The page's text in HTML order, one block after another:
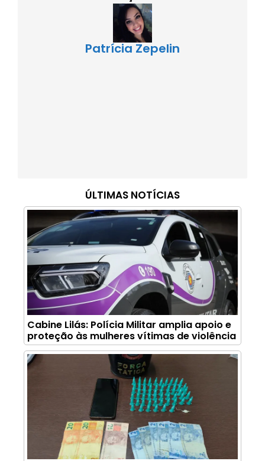
Patrícia Zepelin
ÚLTIMAS NOTÍCIAS
Cabine Lilás: Polícia Militar amplia apoio e
proteção às mulheres vítimas de violência